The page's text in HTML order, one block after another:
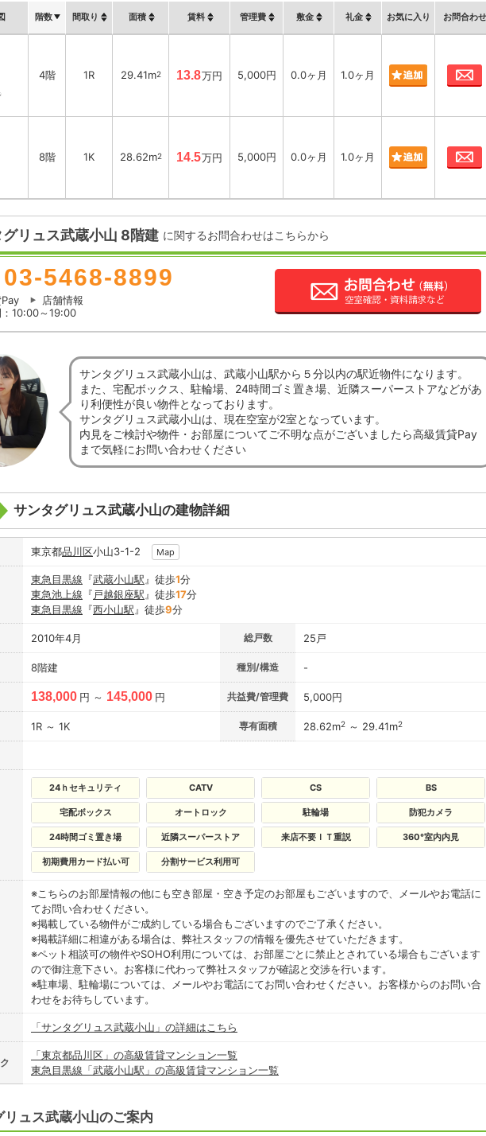
階数 間取り 面積 賃料 管理費 敷金 礼金 お気に入り お問合わせ
4階 1R 29.41m2 13.8万円 5,000円 0.0ヶ月 1.0ヶ月
8階 1K 28.62m2 14.5万円 5,000円 0.0ヶ月 1.0ヶ月
リュス武蔵小山 8階建 に関するお問合わせはこちらから
03-5468-8899
店舗情報
10:00～19:00
サンタグリュス武蔵小山は、武蔵小山駅から５分以内の駅近物件になります。
また、宅配ボックス、駐輪場、24時間ゴミ置き場、近隣スーパーストアなどがあ
り利便性が良い物件となっております。
サンタグリュス武蔵小山は、現在空室が2室となっています。
内見をご検討や物件・お部屋についてご不明な点がございましたら高級賃貸Pay
まで気軽にお問い合わせください
サンタグリュス武蔵小山の建物詳細
東京都品川区小山3-1-2 Map
東急目黒線 『武蔵小山駅 』徒歩1分
東急池上線 『戸越銀座駅 』徒歩17分
東急目黒線 『西小山駅 』徒歩9分
2010年4月 総戸数 25戸
8階建 種別/構造 -
138,000 円 ～ 145,000 円 共益費/管理費 5,000円
1R ～ 1K 専有面積 28.62m2 ～ 29.41m2
24ｈセキュリティ CATV CS BS
宅配ボックス オートロック 駐輪場 防犯カメラ
24時間ゴミ置き場 近隣スーパーストア 来店不要ＩＴ重説 360°室内内見
初期費用カード払い可 分割サービス利用可
※こちらのお部屋情報の他にも空き部屋・空き予定のお部屋もございますので、メールやお電話に
てお問い合わせください。
※掲載している物件がご成約している場合もございますのでご了承ください。
※掲載詳細に相違がある場合は、弊社スタッフの情報を優先させていただきます。
※ペット相談可の物件やSOHO利用については、お部屋ごとに禁止とされている場合もございます
ので御注意下さい。お客様に代わって弊社スタッフが確認と交渉を行います。
※駐車場、駐輪場については、メールやお電話にてお問い合わせください。お客様からのお問い合
わせをお待ちしています。
「サンタグリュス武蔵小山」の詳細はこちら
「東京都品川区」の高級賃貸マンション一覧
東急目黒線「武蔵小山駅」の高級賃貸マンション一覧
リュス武蔵小山のご案内